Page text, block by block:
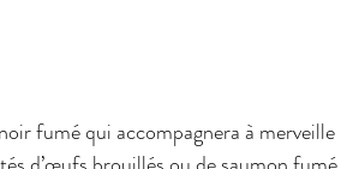
fumé qui accompagnera à merveille